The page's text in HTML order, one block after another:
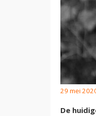
29 mei
De